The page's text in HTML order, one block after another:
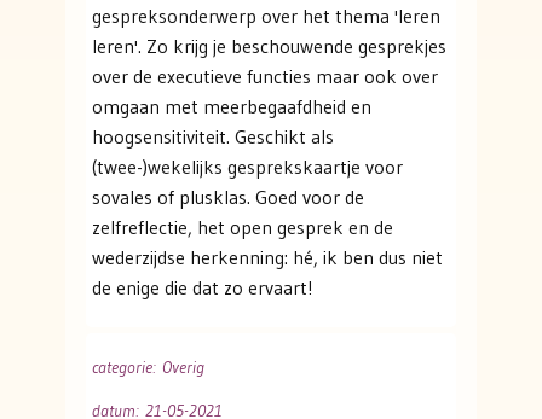
gespreksonderwerp over het thema 'leren
leren'. Zo krijg je beschouwende gesprekjes
over de executieve functies maar ook over
omgaan met meerbegaafdheid en
hoogsensitiviteit. Geschikt als
(twee-)wekelijks gesprekskaartje voor
sovales of plusklas. Goed voor de
zelfreflectie, het open gesprek en de
wederzijdse herkenning: hé, ik ben dus niet
de enige die dat zo ervaart!
categorie: Overig
datum: 21-05-2021